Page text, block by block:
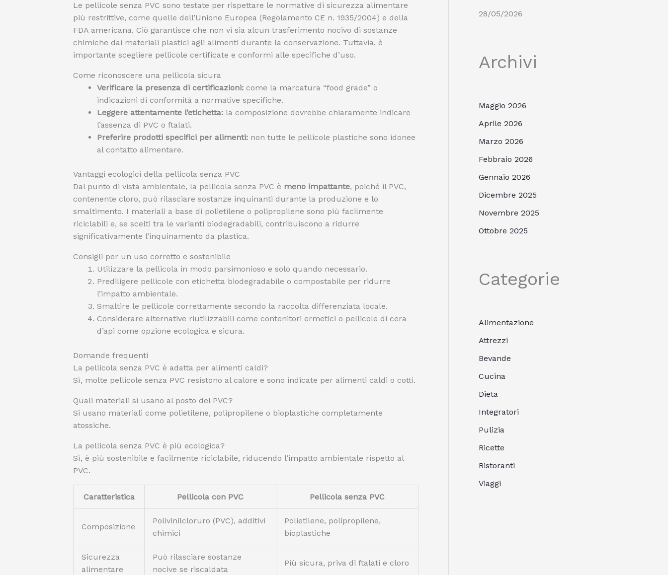
Le pellicole senza PVC sono testate per rispettare le normative di sicurezza alimentare
più restrittive, come quelle dell’Unione Europea (Regolamento CE n. 1935/2004) e della
FDA americana. Ciò garantisce che non vi sia alcun trasferimento nocivo di sostanze
chimiche dai materiali plastici agli alimenti durante la conservazione. Tuttavia, è
importante scegliere pellicole certificate e conformi alle specifiche d’uso.
Come riconoscere una pellicola sicura
Verificare la presenza di certificazioni: come la marcatura “food grade” o
indicazioni di conformità a normative specifiche.
Leggere attentamente l’etichetta: la composizione dovrebbe chiaramente indicare
l’assenza di PVC o ftalati.
Preferire prodotti specifici per alimenti: non tutte le pellicole plastiche sono idonee
al contatto alimentare.
Vantaggi ecologici della pellicola senza PVC
Dal punto di vista ambientale, la pellicola senza PVC è meno impattante, poiché il PVC,
contenente cloro, può rilasciare sostanze inquinanti durante la produzione e lo
smaltimento. I materiali a base di polietilene o polipropilene sono più facilmente
riciclabili e, se scelti tra le varianti biodegradabili, contribuiscono a ridurre
significativamente l’inquinamento da plastica.
Consigli per un uso corretto e sostenibile
Utilizzare la pellicola in modo parsimonioso e solo quando necessario.
Prediligere pellicole con etichetta biodegradabile o compostabile per ridurre
l’impatto ambientale.
Smaltire le pellicole correttamente secondo la raccolta differenziata locale.
Considerare alternative riutilizzabili come contenitori ermetici o pellicole di cera
d’api come opzione ecologica e sicura.
Domande frequenti
La pellicola senza PVC è adatta per alimenti caldi?
Sì, molte pellicole senza PVC resistono al calore e sono indicate per alimenti caldi o cotti.
Quali materiali si usano al posto del PVC?
Si usano materiali come polietilene, polipropilene o bioplastiche completamente
atossiche.
La pellicola senza PVC è più ecologica?
Sì, è più sostenibile e facilmente riciclabile, riducendo l’impatto ambientale rispetto al
PVC.
Caratteristica Pellicola con PVC Pellicola senza PVC
Composizione
Polivinilcloruro (PVC), additivi
chimici
Polietilene, polipropilene,
bioplastiche
Sicurezza
alimentare
Può rilasciare sostanze
nocive se riscaldata
Più sicura, priva di ftalati e cloro
28/05/2026
Archivi
Maggio 2026
Aprile 2026
Marzo 2026
Febbraio 2026
Gennaio 2026
Dicembre 2025
Novembre 2025
Ottobre 2025
Categorie
Alimentazione
Attrezzi
Bevande
Cucina
Dieta
Integratori
Pulizia
Ricette
Ristoranti
Viaggi